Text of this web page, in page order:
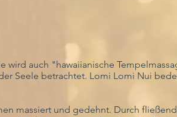
wird auch "hawaiianische
Seele betrachtet. Lomi Lomi Nui
massiert und gedehnt. Durch